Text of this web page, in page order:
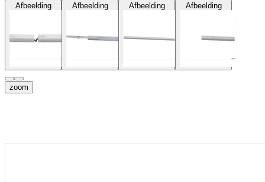
Afbeelding Afbeelding Afbeelding Afbeelding
zoom